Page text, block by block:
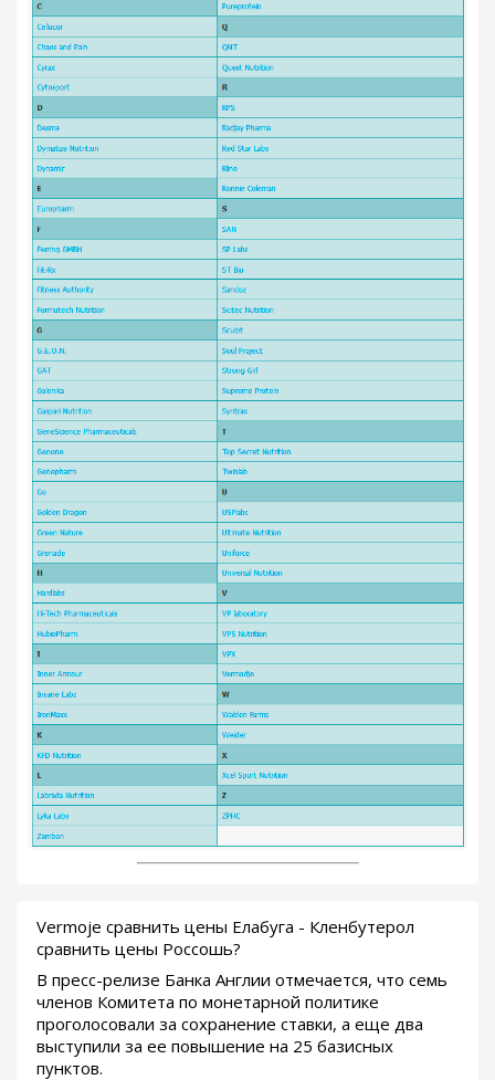
Vermoje сравнить цены Елабуга - Кленбутерол
сравнить цены Россошь?
В пресс-релизе Банка Англии отмечается, что семь
членов Комитета по монетарной политике
проголосовали за сохранение ставки, а еще два
выступили за ее повышение на 25 базисных
пунктов.